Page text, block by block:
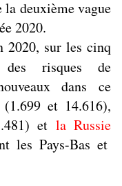
la deuxième vague
2020.
sur les cinq
risques de
dans ce
(1.699 et 14.616),
et la Russie
les Pays-Bas et